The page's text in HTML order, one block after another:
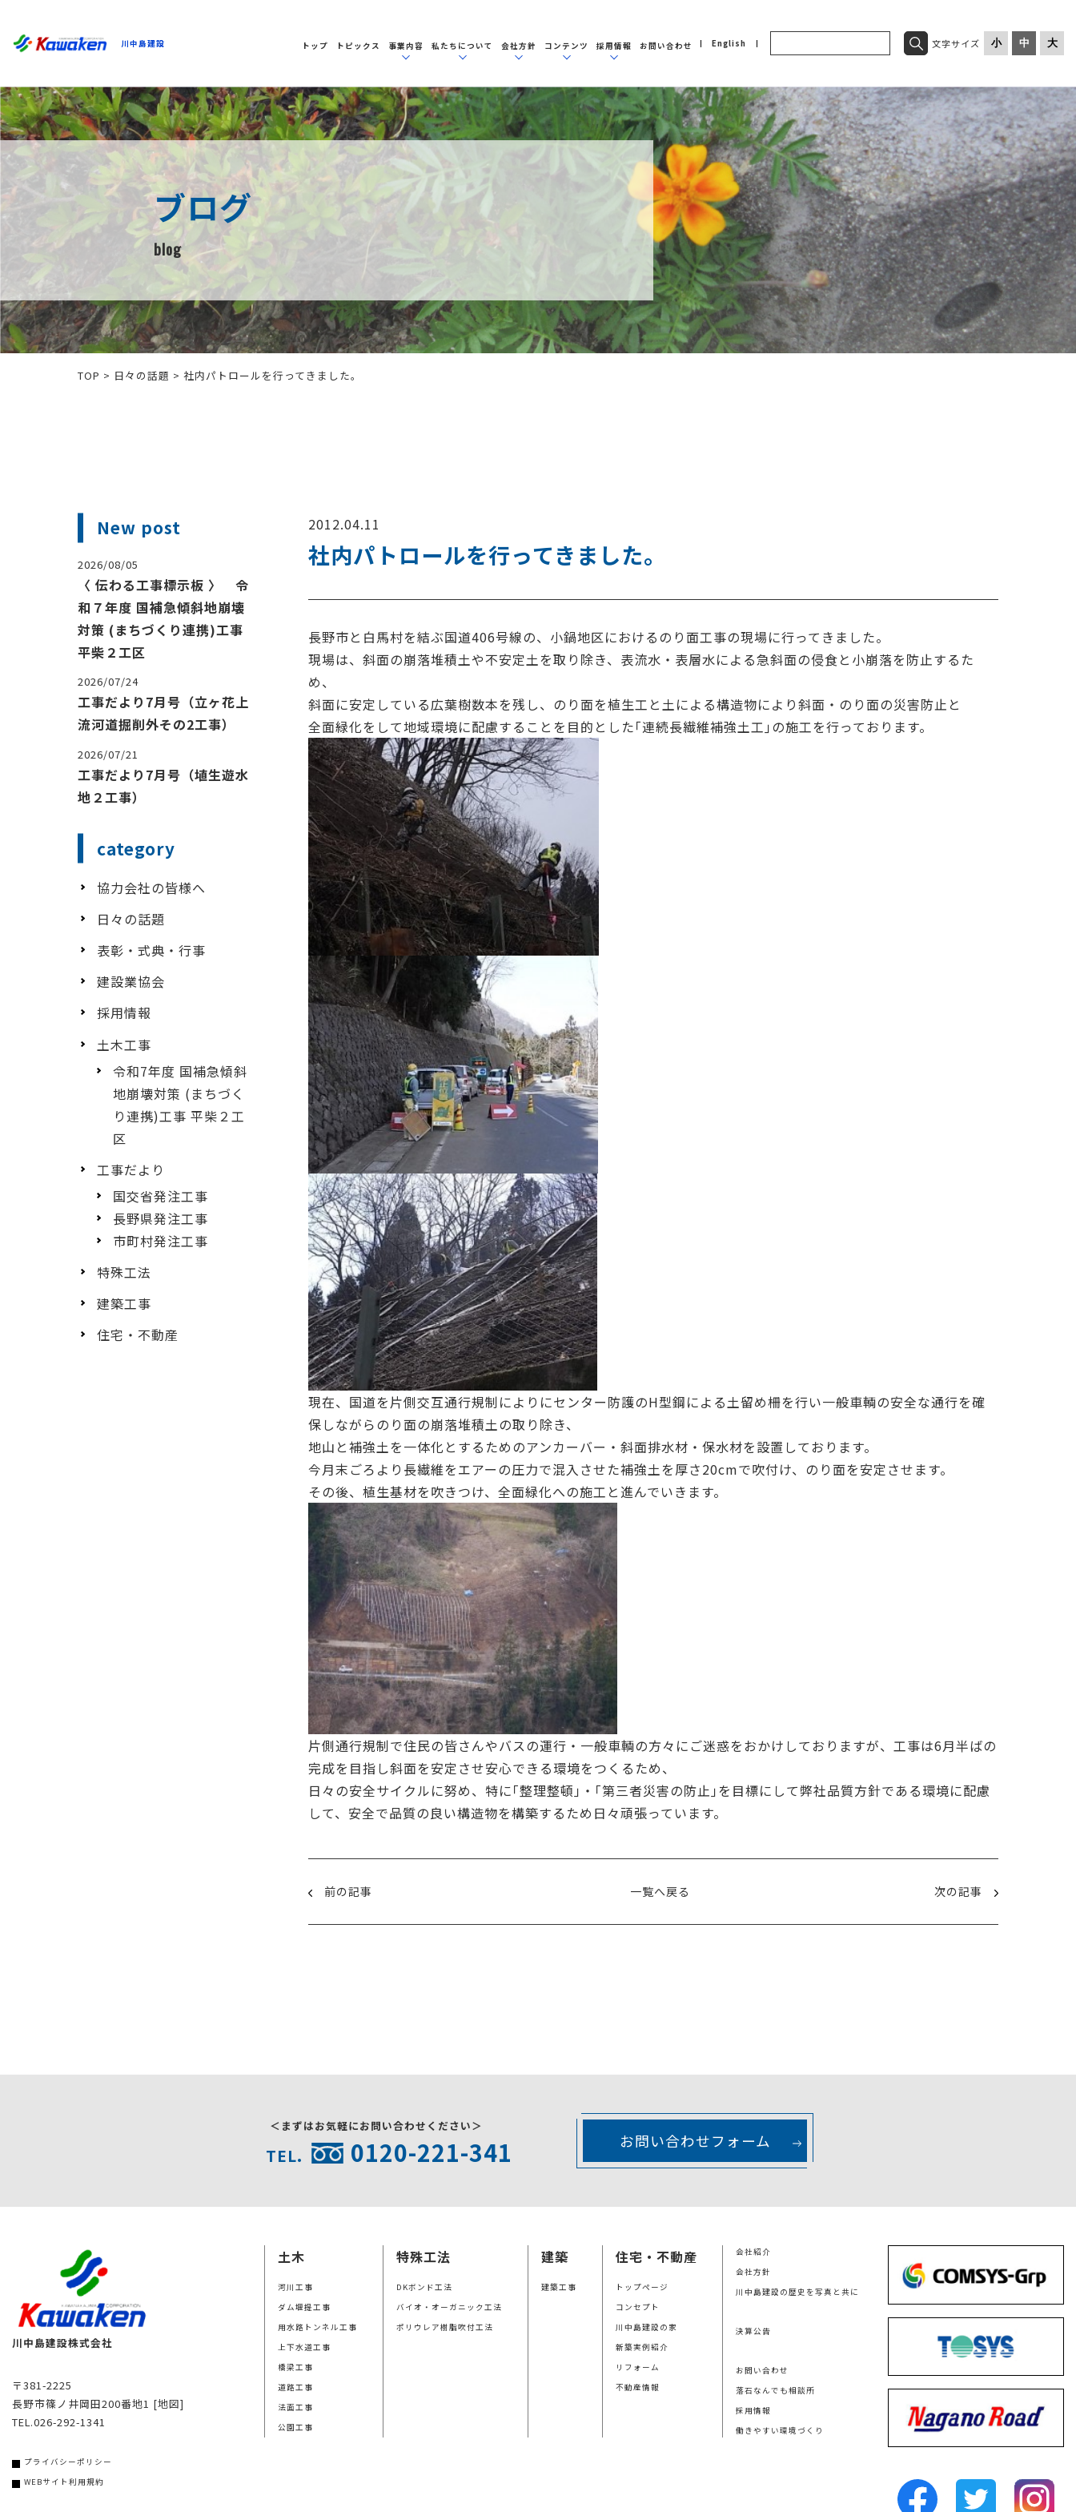
川中島建設 トップ トピックス 事業内容 私たちについて 会社方針 コンテンツ 採用情報 お問い合わせ English 文字サイズ 小 中 大
ブログ
blog
TOP > 日々の話題 > 社内パトロールを行ってきました。
2012.04.11
社内パトロールを行ってきました。
長野市と白馬村を結ぶ国道406号線の、小鍋地区におけるのり面工事の現場に行ってきました。
現場は、斜面の崩落堆積土や不安定土を取り除き、表流水・表層水による急斜面の侵食と小崩落を防止するた
め、
斜面に安定している広葉樹数本を残し、のり面を植生工と土による構造物により斜面・のり面の災害防止と
全面緑化をして地域環境に配慮することを目的とした｢連続長繊維補強土工｣の施工を行っております。
現在、国道を片側交互通行規制によりにセンター防護のH型鋼による土留め柵を行い一般車輌の安全な通行を確
保しながらのり面の崩落堆積土の取り除き、
地山と補強土を一体化とするためのアンカーバー・斜面排水材・保水材を設置しております。
今月末ごろより長繊維をエアーの圧力で混入させた補強土を厚さ20cmで吹付け、のり面を安定させます。
その後、植生基材を吹きつけ、全面緑化への施工と進んでいきます。
片側通行規制で住民の皆さんやバスの運行・一般車輌の方々にご迷惑をおかけしておりますが、工事は6月半ばの
完成を目指し斜面を安定させ安心できる環境をつくるため、
日々の安全サイクルに努め、特に｢整理整頓｣・｢第三者災害の防止｣を目標にして弊社品質方針である環境に配慮
して、安全で品質の良い構造物を構築するため日々頑張っています。
前の記事 一覧へ戻る 次の記事
New post
2026/08/05
〈 伝わる工事標示板 〉 令
和７年度 国補急傾斜地崩壊
対策 (まちづくり連携)工事
平柴２工区
2026/07/24
工事だより7月号（立ヶ花上
流河道掘削外その2工事）
2026/07/21
工事だより7月号（埴生遊水
地２工事）
category
協力会社の皆様へ
日々の話題
表彰・式典・行事
建設業協会
採用情報
土木工事
令和7年度 国補急傾斜
地崩壊対策 (まちづく
り連携)工事 平柴２工
区
工事だより
国交省発注工事
長野県発注工事
市町村発注工事
特殊工法
建築工事
住宅・不動産
＜まずはお気軽にお問い合わせください＞
TEL. 0120-221-341 お問い合わせフォーム
川中島建設株式会社
〒381-2225
長野市篠ノ井岡田200番地1 [地図]
TEL.026-292-1341
プライバシーポリシー
WEBサイト利用規約
土木
河川工事
ダム堰提工事
用水路トンネル工事
上下水道工事
橋梁工事
道路工事
法面工事
公園工事
特殊工法
DKボンド工法
バイオ・オーガニック工法
ポリウレア樹脂吹付工法
建築
建築工事
住宅・不動産
トップページ
コンセプト
川中島建設の家
新築実例紹介
リフォーム
不動産情報
会社紹介
会社方針
川中島建設の歴史を写真と共に
決算公告
お問い合わせ
落石なんでも相談所
採用情報
働きやすい環境づくり